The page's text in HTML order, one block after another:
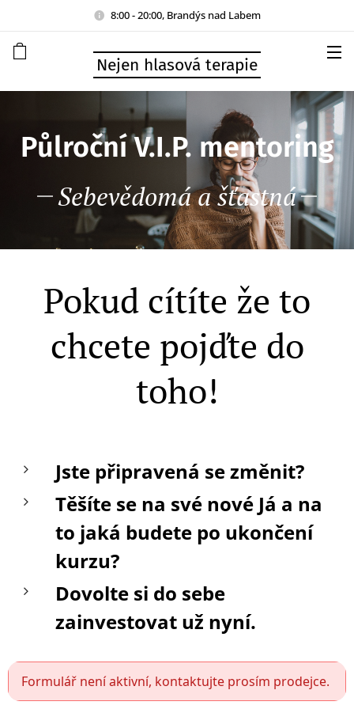
8:00 - 20:00, Brandýs nad Labem
Nejen hlasová terapie
Půlroční V.I.P. mentoring
Sebevědomá a šťastná
Pokud cítíte že to
chcete pojďte do
toho!
Jste připravená se změnit?
Těšíte se na své nové Já a na
to jaká budete po ukončení
kurzu?
Dovolte si do sebe
zainvestovat už nyní.
Formulář není aktivní, kontaktujte prosím prodejce.